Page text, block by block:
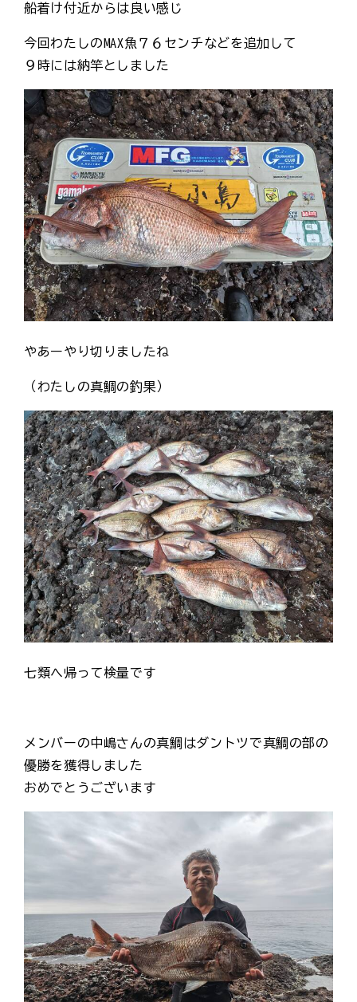
船着け付近からは良い感じ
今回わたしのMAX魚７６センチなどを追加して
９時には納竿としました
やあーやり切りましたね
（わたしの真鯛の釣果）
七類へ帰って検量です
メンバーの中嶋さんの真鯛はダントツで真鯛の部の
優勝を獲得しました
おめでとうございます